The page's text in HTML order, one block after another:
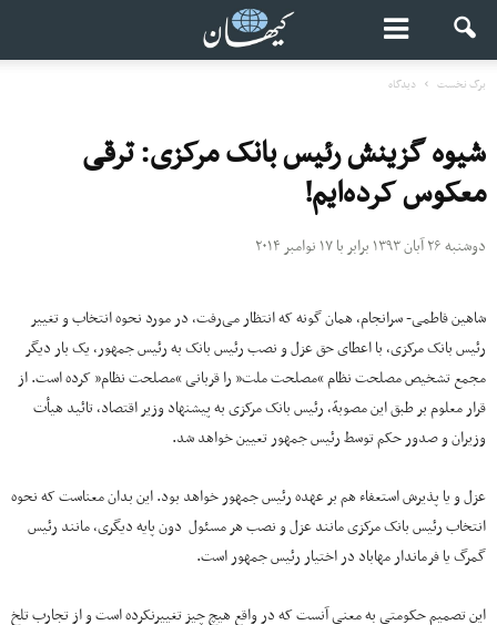
برگ نخست دیدگاه
شیوه گزینش رئیس بانک مرکزی: ترقی
معکوس کرده‌ایم!
دوشنبه ۲۶ آبان ۱۳۹۳ برابر با ۱۷ نوامبر ۲۰۱۴
شاهین فاطمی- سرانجام، همان گونه که انتظار می‌رفت، در مورد نحوه انتخاب و تغییر
رئیس بانک مرکزی، با اعطای حق عزل و نصب رئیس بانک به رئیس جمهور، یک بار دیگر
مجمع تشخیص مصلحت نظام “مصلحت ملت” را قربانی “مصلحت نظام” کرده است. از
قرار معلوم بر طبق این مصوبهّ، رئیس بانک مرکزی به پیشنهاد وزیر اقتصاد، تائید هیأت
وزیران و صدور حکم توسط رئیس جمهور تعیین خواهد شد.
عزل و یا پذیرش استعفاء هم بر عهده رئیس جمهور خواهد بود. این بدان معناست که نحوه
انتخاب رئیس بانک مرکزی مانند عزل و نصب هر مسئول دون پایه دیگری، مانند رئیس
گمرگ یا فرماندار مهاباد در اختیار رئیس جمهور است.
این تصمیم حکومتی به معنی آنست که در واقع هیچ چیز تغییرنکرده است و از تجارب تلخ